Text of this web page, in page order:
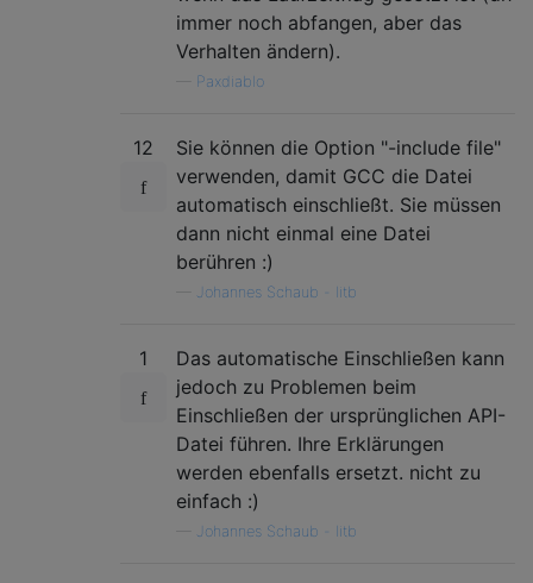
immer noch abfangen, aber das
Verhalten ändern).
Paxdiablo
12
Sie können die Option "-include file"
verwenden, damit GCC die Datei
automatisch einschließt. Sie müssen
dann nicht einmal eine Datei
berühren :)
Johannes Schaub - litb
1
Das automatische Einschließen kann
jedoch zu Problemen beim
Einschließen der ursprünglichen API-
Datei führen. Ihre Erklärungen
werden ebenfalls ersetzt. nicht zu
einfach :)
Johannes Schaub - litb